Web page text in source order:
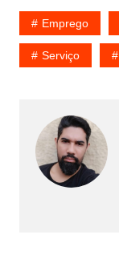
Emprego
Serviço